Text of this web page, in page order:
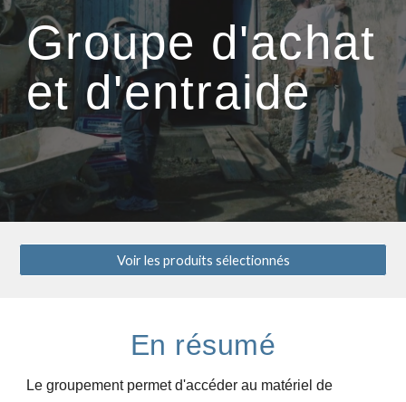
Groupe d'achat
et d'entraide
Voir les produits sélectionnés
En résumé
Le groupement permet d'accéder au matériel de